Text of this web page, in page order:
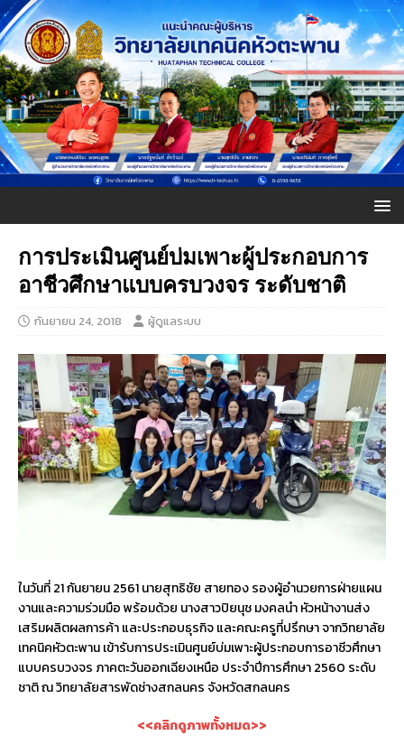
การประเมินศูนย์บ่มเพาะผู้ประกอบการ
อาชีวศึกษาแบบครบวงจร ระดับชาติ
กันยายน 24, 2018 ผู้ดูแลระบบ
ในวันที่ 21 กันยายน 2561 นายสุทธิชัย สายทอง รองผู้อำนวยการฝ่ายแผน
งานและความร่วมมือ พร้อมด้วย นางสาวปิยนุช มงคลนำ หัวหน้างานส่ง
เสริมผลิตผลการค้า และประกอบธุรกิจ และคณะครูที่ปรึกษา จากวิทยาลัย
เทคนิคหัวตะพาน เข้ารับการประเมินศูนย์บ่มเพาะผู้ประกอบการอาชีวศึกษา
แบบครบวงจร ภาคตะวันออกเฉียงเหนือ ประจำปีการศึกษา 2560 ระดับ
ชาติ ณ วิทยาลัยสารพัดช่างสกลนคร จังหวัดสกลนคร
<<คลิกดูภาพทั้งหมด>>